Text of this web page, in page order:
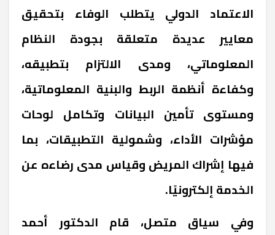
الاعتماد الدولي يتطلب الوفاء بتحقيق
معايير عديدة متعلقة بجودة النظام
المعلوماتي، ومدى الالتزام بتطبيقه،
وكفاءة أنظمة الربط والبنية المعلوماتية،
ومستوى تأمين البيانات وتكامل لوحات
مؤشرات الأداء، وشمولية التطبيقات، بما
فيها إشراك المريض وقياس مدى رضاءه عن
الخدمة إلكترونيًا.
وفي سياق متصل، قام الدكتور أحمد